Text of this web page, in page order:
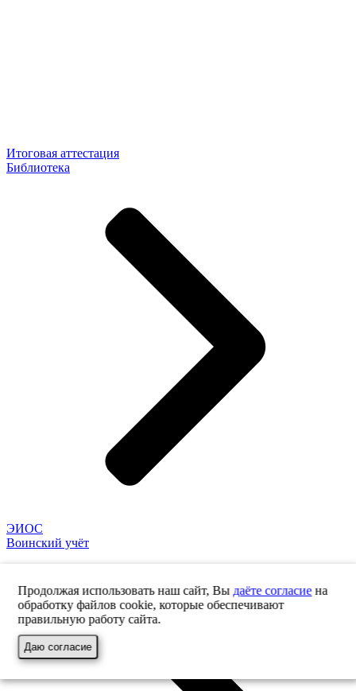
Итоговая аттестация
Библиотека
ЭИОС
Воинский учёт
Продолжая использовать наш сайт, Вы даёте согласиена
обработку файлов cookie, которые обеспечивают
правильную работу сайта.
Даю согласие